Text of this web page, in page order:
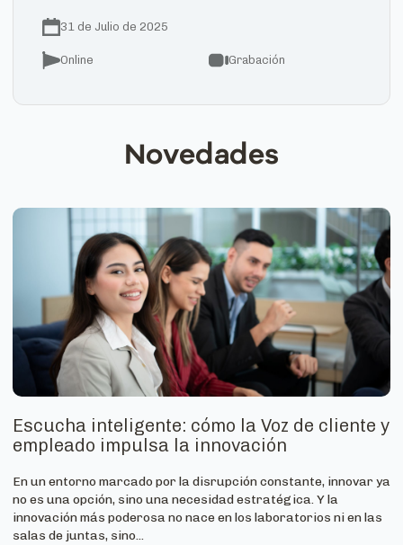
31 de Julio de 2025
Online Grabación
Novedades
Escucha inteligente: cómo la Voz de cliente y
empleado impulsa la innovación
En un entorno marcado por la disrupción constante, innovar ya
no es una opción, sino una necesidad estratégica. Y la
innovación más poderosa no nace en los laboratorios ni en las
salas de juntas, sino...